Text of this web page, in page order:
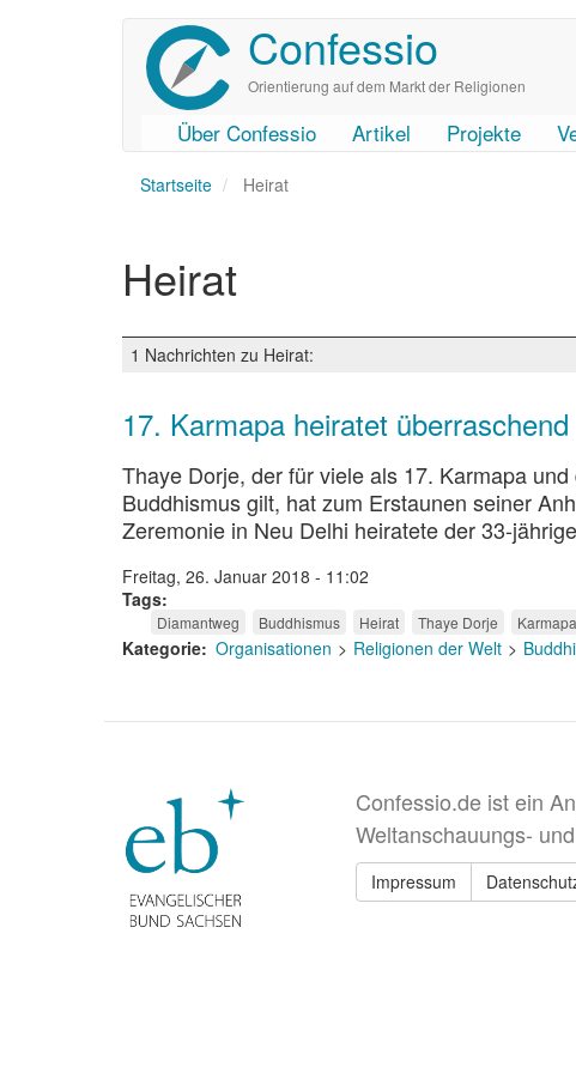
Confessio
Orientierung auf dem Markt der Religionen
User
account
Main
navigation
Über Confessio Artikel Projekte
Startseite Heirat
Heirat
1 Nachrichten zu Heirat:
17. Karmapa heiratet überraschend
Thaye Dorje, der für viele als 17. Karmapa
Buddhismus gilt, hat zum Erstaunen seiner
Zeremonie in Neu Delhi heiratete der 33-
Freitag, 26. Januar 2018 - 11:02
Tags
Diamantweg Buddhismus Heirat Thaye Dorje Karmapa
Kategorie Organisationen Religionen der Welt
Confessio.de ist ein
Weltanschauungs-
Impressum